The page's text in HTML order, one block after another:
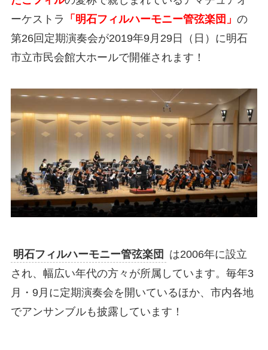
ーケストラ
「明石フィルハーモニー管弦楽団」 の
第26回定期演奏会が2019年9月29日（日）に明石
市立市民会館大ホールで開催されます！
明石フィルハーモニー管弦楽団
は2006年に設立
され、幅広い年代の方々が所属しています。毎年3
月・9月に定期演奏会を開いているほか、市内各地
でアンサンブルも披露しています！